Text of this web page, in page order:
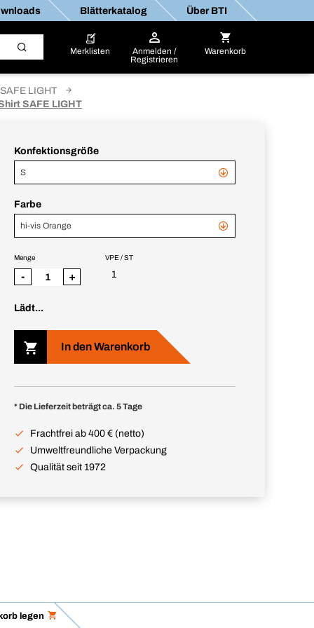
Blätterkatalog Über BTI
Merklisten
Anmelden /
Registrieren
Warenkorb
SAFE LIGHT
SAFE LIGHT
Konfektionsgröße
S
Farbe
hi-vis Orange
VPE / ST
1
Menge
- +
Lädt...
In den Warenkorb
* Die Lieferzeit beträgt ca. 5 Tage
Frachtfrei ab 400 € (netto)
Umweltfreundliche Verpackung
Qualität seit 1972
legen